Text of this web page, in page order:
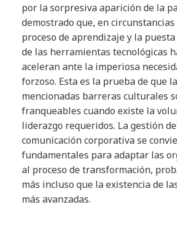
por la sorpresiva aparición de la
demostrado que, en circunstancias
proceso de aprendizaje y la
de las herramientas tecnológicas
aceleran ante la imperiosa
forzoso. Esta es la prueba de que
mencionadas barreras culturales
franqueables cuando existe la
liderazgo requeridos. La gestión
comunicación corporativa se
fundamentales para adaptar las
al proceso de transformación,
más incluso que la existencia de
más avanzadas.